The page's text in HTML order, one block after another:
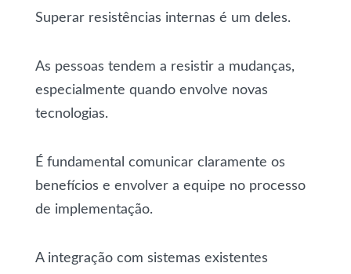
Superar resistências internas é um deles.
As pessoas tendem a resistir a mudanças,
especialmente quando envolve novas
tecnologias.
É fundamental comunicar claramente os
benefícios e envolver a equipe no processo
de implementação.
A integração com sistemas existentes